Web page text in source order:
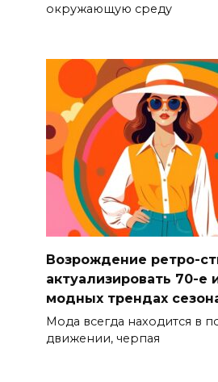
окружающую среду
Возрождение ретро-
актуализировать 70-е
модных трендах
Мода всегда находится в
движении, черпая